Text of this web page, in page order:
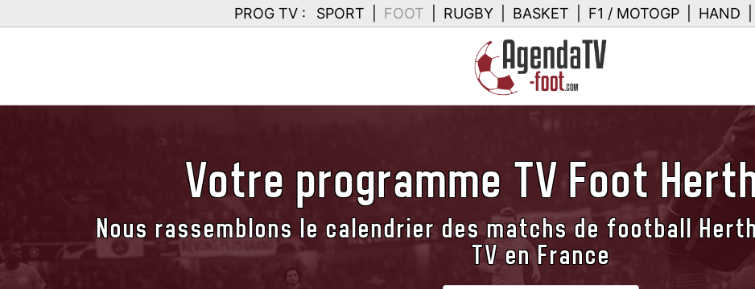
PROG TV : SPORT FOOT RUGBY BASKET F1 / MOTOGP HAND
Votre programme TV Foot
Nous rassemblons le calendrier des matchs de football
TV en France